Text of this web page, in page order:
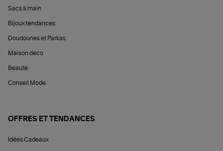
Sacs à main
Bijoux tendances
Doudounes et Parkas
Maison déco
Beauté
Conseil Mode
OFFRES ET TENDANCES
Idées Cadeaux